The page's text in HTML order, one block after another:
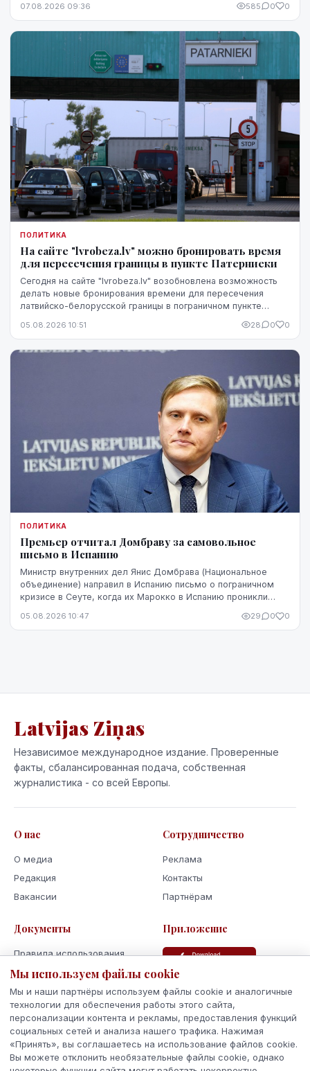
07.08.2026 09:36 585 0 0
ПОЛИТИКА
На сайте "lvrobeza.lv" можно бронировать время
для пересечения границы в пункте Патерниеки
Сегодня на сайте "lvrobeza.lv" возобновлена возможность
делать новые бронирования времени для пересечения
латвийско-белорусской границы в пограничном пункте
05.08.2026 10:51 28 0 0
ПОЛИТИКА
Премьер отчитал Домбраву за самовольное
письмо в Испанию
Министр внутренних дел Янис Домбрава (Национальное
объединение) направил в Испанию письмо о пограничном
кризисе в Сеуте, когда их Марокко в Испанию проникли
чувствительно.
05.08.2026 10:47 29 0 0
Latvijas Ziņas
Независимое международное издание. Проверенные
факты, сбалансированная подача, собственная
журналистика - со всей Европы.
О нас
О медиа
Редакция
Вакансии
Сотрудничество
Реклама
Контакты
Партнёрам
Документы
Правила использования
Политика
Использование cookie
Кодекс поведения и этики
Приложение
Мы используем файлы cookie
Мы и наши партнёры используем файлы cookie и аналогичные
технологии для обеспечения работы этого сайта,
персонализации контента и рекламы, предоставления функций
социальных сетей и анализа нашего трафика. Нажимая
«Принять», вы соглашаетесь на использование файлов cookie.
Вы можете отклонить необязательные файлы cookie, однако